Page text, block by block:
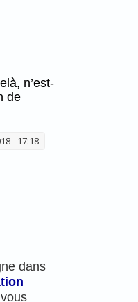
n’est-
de
- 17:18
dans